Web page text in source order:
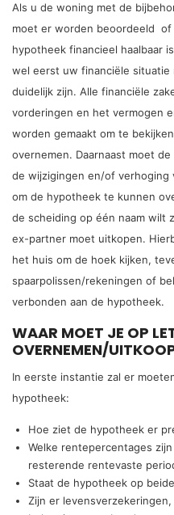
Als u de woning met de
moet er worden beoordeeld
hypotheek financieel haalbaar
wel eerst uw financiële situatie
duidelijk zijn. Alle financiële
vorderingen en het vermogen
worden gemaakt om te
overnemen. Daarnaast moet
de wijzigingen en/of verhoging
om de hypotheek te kunnen
de scheiding op één naam wilt
ex-partner moet uitkopen.
het huis om de hoek kijken,
spaarpolissen/rekeningen of
verbonden aan de hypotheek.
WAAR MOET JE OP
OVERNEMEN/
In eerste instantie zal er
hypotheek:
Hoe ziet de hypotheek er
Welke rentepercentages
resterende rentevaste
Staat de hypotheek op
Zijn er